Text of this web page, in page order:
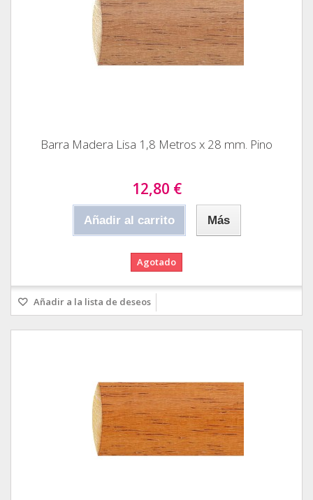
Barra Madera Lisa 1,8 Metros x 28 mm. Pino
12,80 €
Añadir al carrito Más
Agotado
Añadir a la lista de deseos